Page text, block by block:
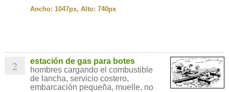
Ancho: 1047px, Alto: 740px
2
estación de gas para botes
hombres cargando el combustible
de lancha, servicio costero,
embarcación pequeña, muelle, no